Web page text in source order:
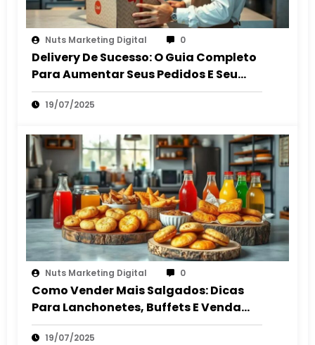
Nuts Marketing Digital 0
Delivery De Sucesso: O Guia Completo
Para Aumentar Seus Pedidos E Seu
Lucro
19/07/2025
Nuts Marketing Digital 0
Como Vender Mais Salgados: Dicas
Para Lanchonetes, Buffets E Venda
Autônoma
19/07/2025